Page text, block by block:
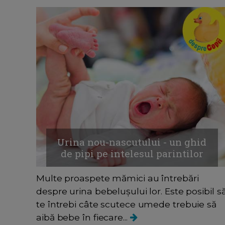
Urina nou-nascutului - un ghid
de pipi pe intelesul parintilor
Multe proaspete mămici au întrebări
despre urina bebelușului lor. Este posibil
te întrebi câte scutece umede trebuie să
aibă bebe în fiecare...